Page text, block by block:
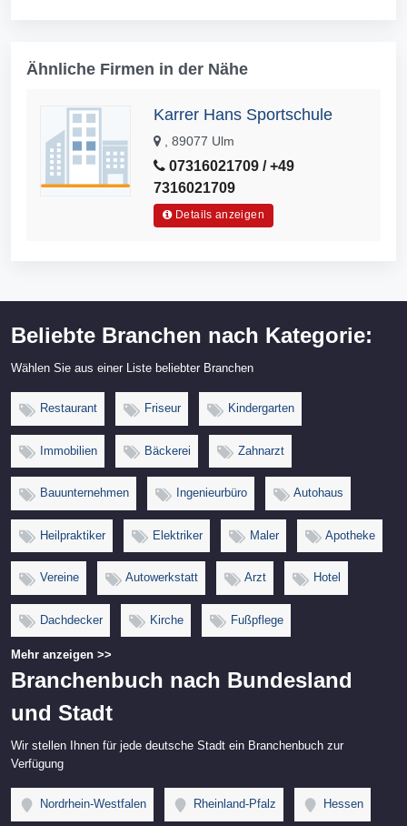
Ähnliche Firmen in der Nähe
Karrer Hans Sportschule
, 89077 Ulm
07316021709 / +49
7316021709
Details anzeigen
Beliebte Branchen nach Kategorie:
Wählen Sie aus einer Liste beliebter Branchen
Restaurant Friseur Kindergarten
Immobilien Bäckerei Zahnarzt
Bauunternehmen Ingenieurbüro Autohaus
Heilpraktiker Elektriker Maler Apotheke
Vereine Autowerkstatt Arzt Hotel
Dachdecker Kirche Fußpflege
Mehr anzeigen >>
Branchenbuch nach Bundesland
und Stadt
Wir stellen Ihnen für jede deutsche Stadt ein Branchenbuch zur
Verfügung
Nordrhein-Westfalen Rheinland-Pfalz Hessen